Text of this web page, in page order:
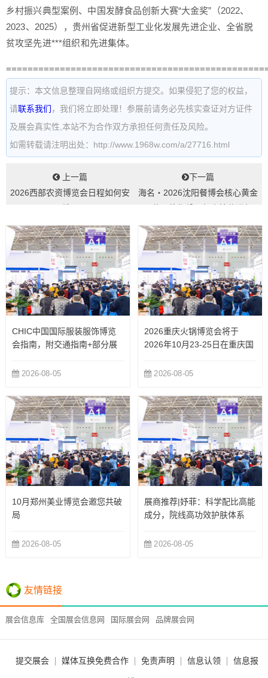
乡村振兴典型案例、中国发酵食品创新大赛“大金奖”（2022、
2023、2025），贵州省促进新型工业化发展先进企业、全省脱
贫攻坚先进***组织和先进集体。
提示：本文信息整理自网络或组织方提交。如果侵犯了您的权益，
请联系我们 ，我们将立即处理！参展前请务必先核实查证对方证件
及展会真实性,本站不为合作双方承担任何责任及风险。
如需转载请注明出处：http://www.1968w.com/a/27716.html
上一篇
2026西部农资博览会日程如何安
下一篇
海名・2026沈阳餐博会核心黄金
时！...
CHIC中国国际服装服饰博览
会指南，附交通指南+部分展
2026-08-05
2026重庆火锅博览会将于
2026年10月23-25日在重庆国
2026-08-05
10月郑州美业博览会邀您共破
局
2026-08-05
展商推荐|妤菲：科学配比高能
成分，院线高功效护肤体系
2026-08-05
友情链接
展会信息库 全国展会信息网 国际展会网 品牌展会网
提交展会 媒体互换免费合作 免责声明 信息认领 信息报